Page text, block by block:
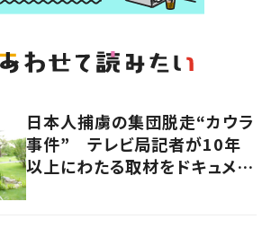
日本人捕虜の集団脱走“カウラ
事件” テレビ局記者が10年
以上にわたる取材をドキュメン